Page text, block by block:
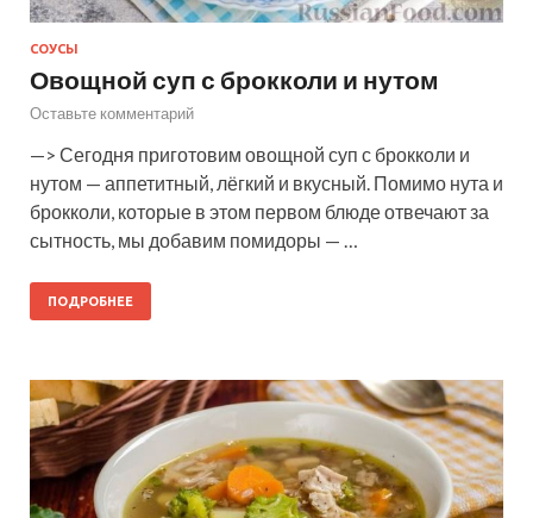
СОУСЫ
Овощной суп с брокколи и нутом
Оставьте комментарий
—> Сегодня приготовим овощной суп с брокколи и
нутом — аппетитный, лёгкий и вкусный. Помимо нута и
брокколи, которые в этом первом блюде отвечают за
сытность, мы добавим помидоры — …
ПОДРОБНЕЕ